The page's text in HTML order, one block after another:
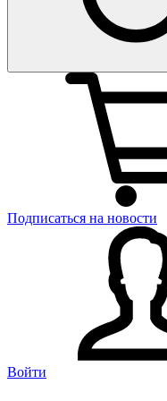
Подписаться на новости
Войти